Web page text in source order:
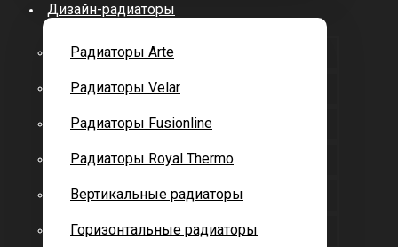
Дизайн-радиаторы
Радиаторы Arte
Радиаторы Velar
Радиаторы Fusionline
Радиаторы Royal Thermo
Вертикальные радиаторы
Горизонтальные радиаторы